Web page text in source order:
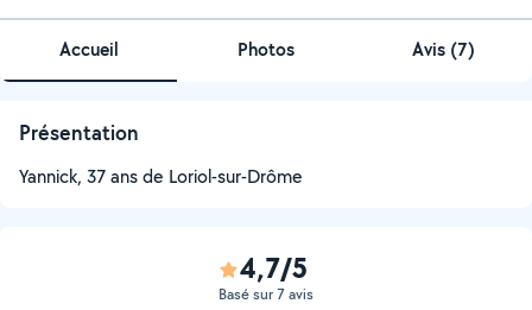
Accueil Photos Avis (7)
Présentation
Yannick, 37 ans de Loriol-sur-Drôme
4,7/5
Basé sur 7 avis